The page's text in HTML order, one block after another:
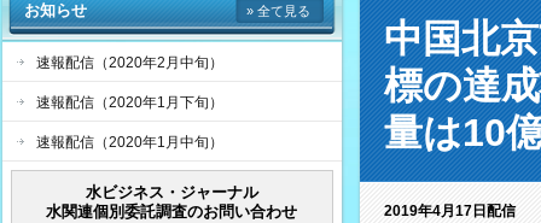
中国北
標の達
量は10
2019年4月17日配信
お知らせ » 全て見る
速報配信（2020年2月中旬）
速報配信（2020年1月下旬）
速報配信（2020年1月中旬）
水ビジネス・ジャーナル
水関連個別委託調査のお問い合わせ